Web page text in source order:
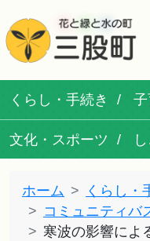
くらし・手続き
文化・スポーツ
ホーム くらし・
コミュニティバ
寒波の影響によ